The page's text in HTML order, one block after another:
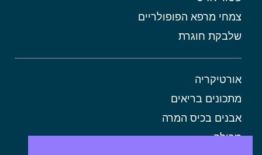
צמחי מרפא הפופולריים
שלבקת חוגרת
אורטיקריה
מתכונים בריאים
אבנים בכיס המרה
מרולה